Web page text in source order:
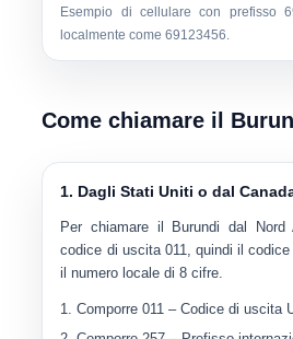
Esempio di cellulare con prefisso
localmente come69123456.
Come chiamare il
1. Dagli Stati Uniti o dal
Per chiamare il Burundi dal Nord
codice di uscita 011, quindi il codice
il numero locale di 8 cifre.
Comporre011 – Codice di uscita